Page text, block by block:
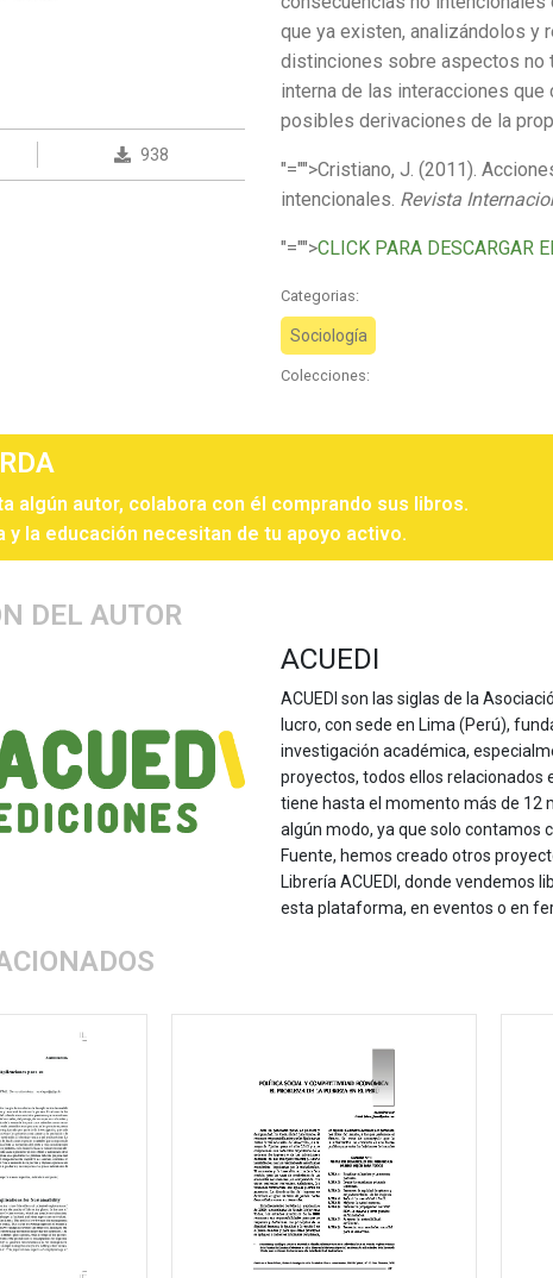
938
que ya existen, analizándolos y
distinciones sobre aspectos no
interna de las interacciones
posibles derivaciones de la
"="">Cristiano, J. (2011).
intencionales. Revista
"="">CLICK PARA DESCARGAR
Categorias:
Sociología
Colecciones:
algún autor, colabora con él comprando sus libros.
y la educación necesitan de tu apoyo activo.
DEL AUTOR
ACUEDI
ACUEDI son las siglas de la
lucro, con sede en Lima (Perú),
investigación académica,
proyectos, todos ellos relacionados
tiene hasta el momento más de 12
algún modo, ya que solo contamos
Fuente, hemos creado otros
Librería ACUEDI, donde vendemos
esta plataforma, en eventos o en